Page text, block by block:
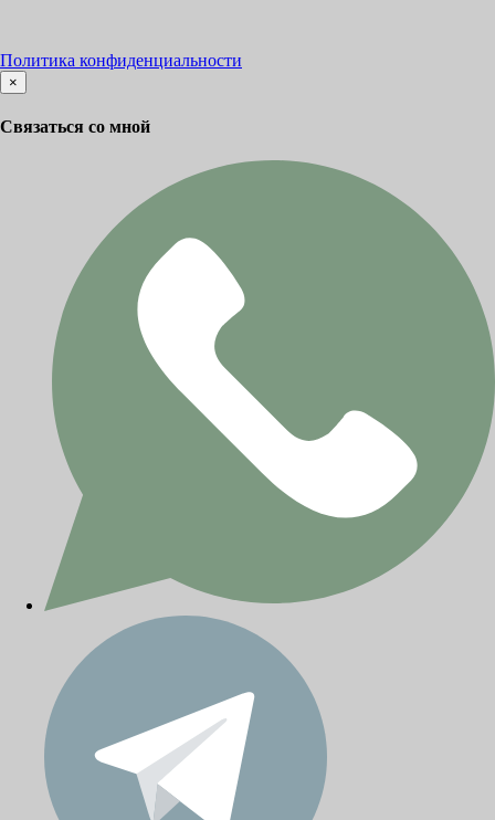
Политика конфиденциальности
×
Связаться со мной